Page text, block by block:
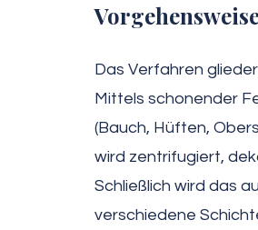
Das Verfahren
Mittels schonender
(Bauch, Hüften,
wird zentrifugiert,
Schließlich wird das
verschiedene